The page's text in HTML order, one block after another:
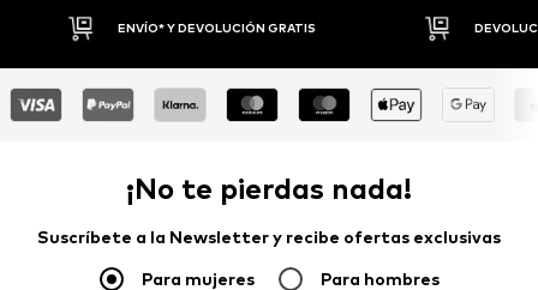
DEVOLUCIONES HASTA 30 DÍAS
¡No te pierdas nada!
Suscríbete a la Newsletter y recibe ofertas exclusivas
Para mujeres Para hombres